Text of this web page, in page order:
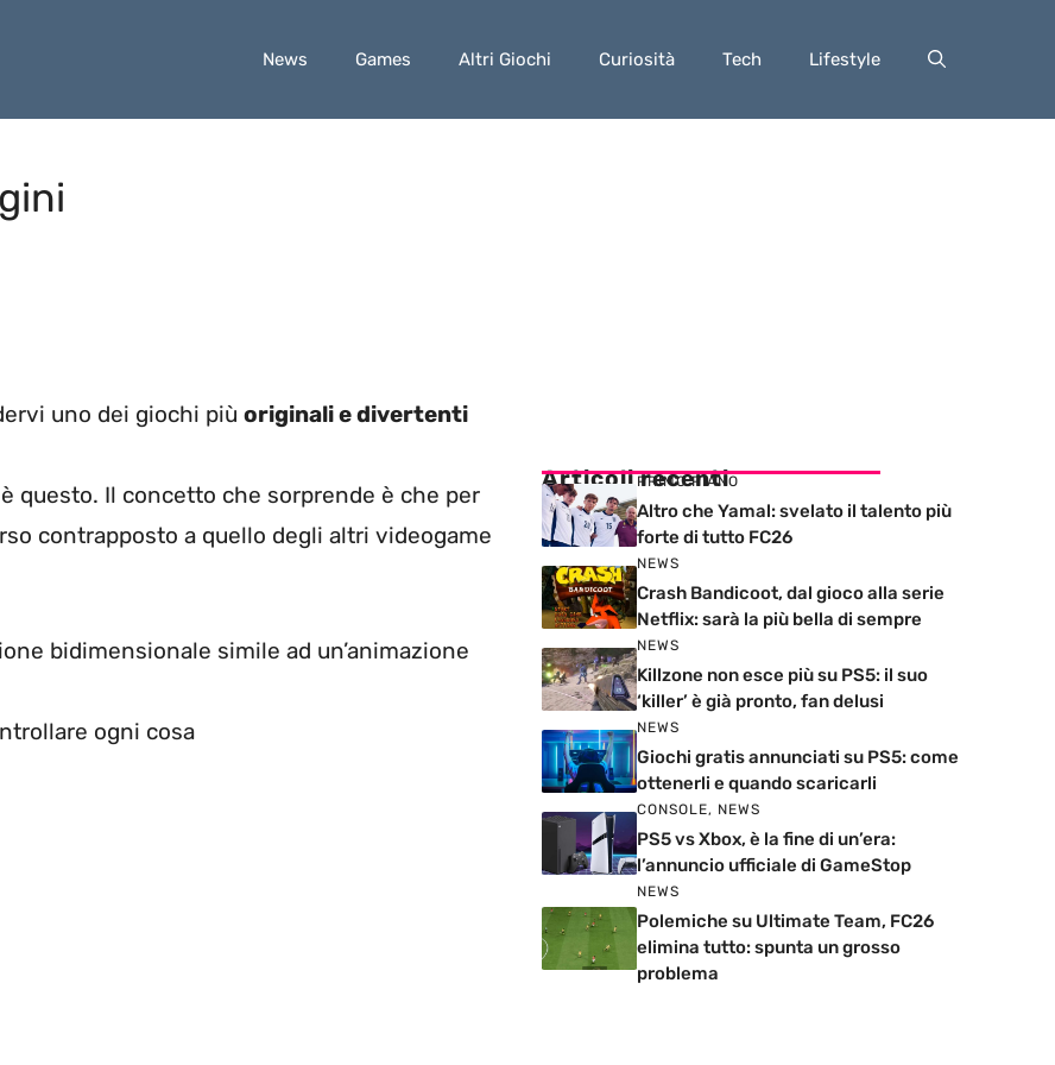
News Games Altri Giochi Curiosità Tech Lifestyle
uno dei giochi più originali e divertenti
questo. Il concetto che sorprende è che per
contrapposto a quello degli altri videogame
bidimensionale simile ad un’animazione
ogni cosa
Articoli recenti
PRIMO PIANO
Altro che Yamal: svelato il talento più
forte di tutto FC26
NEWS
Crash Bandicoot, dal gioco alla serie
Netflix: sarà la più bella di sempre
NEWS
Killzone non esce più su PS5: il suo
‘killer’ è già pronto, fan delusi
NEWS
Giochi gratis annunciati su PS5: come
ottenerli e quando scaricarli
CONSOLE, NEWS
PS5 vs Xbox, è la fine di un’era:
l’annuncio ufficiale di GameStop
NEWS
Polemiche su Ultimate Team, FC26
elimina tutto: spunta un grosso
problema